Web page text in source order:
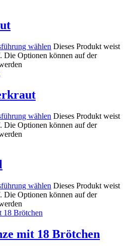
wählen Dieses Produkt weist
Die Optionen können auf der
wählen Dieses Produkt weist
Die Optionen können auf der
wählen Dieses Produkt weist
Die Optionen können auf der
mit 18 Brötchen